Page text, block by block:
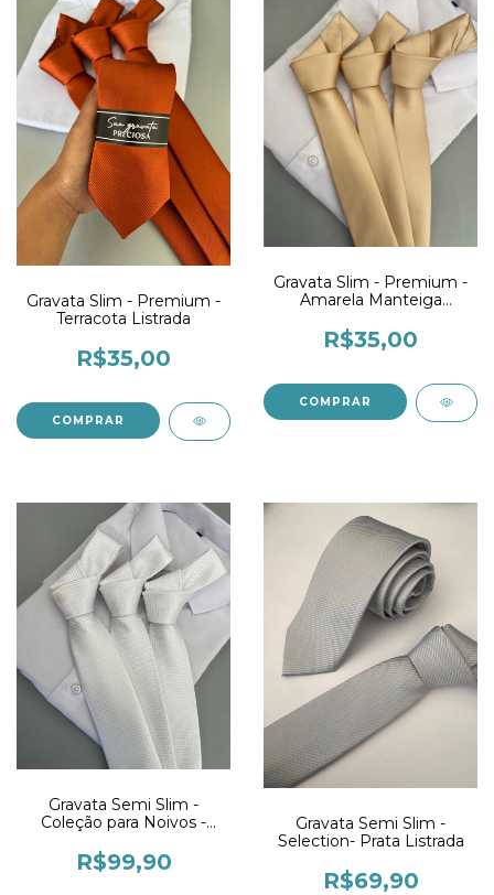
Gravata Slim - Premium -
Terracota Listrada
R$35,00
Gravata Slim - Premium -
Amarela Manteiga
R$35,00
Gravata Semi Slim -
Coleção para Noivos -
R$99,90
Gravata Semi Slim -
Selection- Prata Listrada
R$69,90